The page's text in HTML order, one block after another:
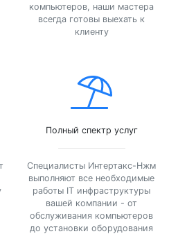
компьютеров, наши мастера
всегда готовы выехать к
клиенту
Полный спектр услуг
Специалисты Интертакс-Нжм
выполняют все необходимые
работы IT инфраструктуры
вашей компании - от
обслуживания компьютеров
до установки оборудования